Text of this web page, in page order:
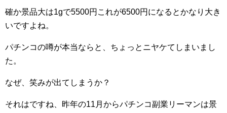
確か景品大は1gで5500円これが6500円になるとかなり大き
いですよね。
パチンコの噂が本当ならと、ちょっとニヤケてしまいまし
た。
なぜ、笑みが出てしまうか？
それはですね、昨年の11月からパチンコ副業リーマンは景